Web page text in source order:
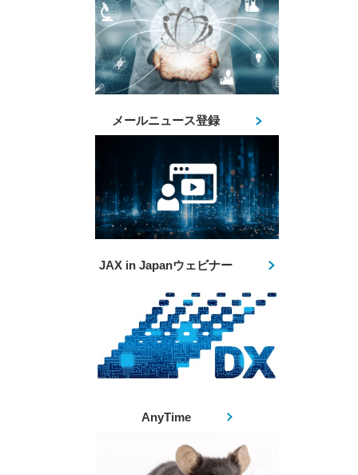
メールニュース登録
JAX in Japanウェビナー
AnyTime